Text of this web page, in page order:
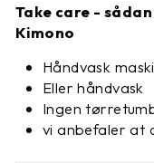
Take care -
Kimono
Håndvask
Eller håndvask
Ingen
vi anbefaler at